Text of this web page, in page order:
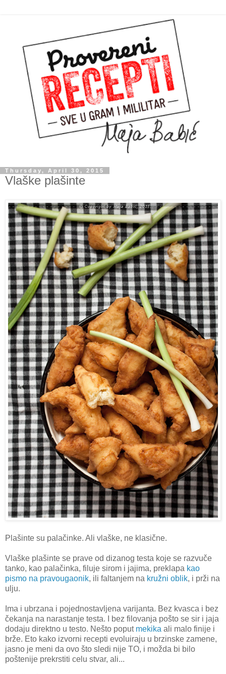
Thursday, April 30, 2015
Vlaške plašinte
Plašinte su palačinke. Ali vlaške, ne klasične.
Vlaške plašinte se prave od dizanog testa koje se razvuče
tanko, kao palačinka, filuje sirom i jajima, preklapa kao
pismo na pravougaonik, ili faltanjem na kružni oblik, i prži na
ulju.
Ima i ubrzana i pojednostavljena varijanta. Bez kvasca i bez
čekanja na narastanje testa. I bez filovanja pošto se sir i jaja
dodaju direktno u testo. Nešto poput mekika ali malo finije i
brže. Eto kako izvorni recepti evoluiraju u brzinske zamene,
jasno je meni da ovo što sledi nije TO, i možda bi bilo
poštenije prekrstiti celu stvar, ali...